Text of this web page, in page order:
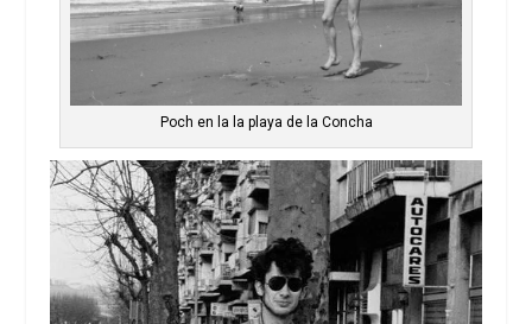
Poch en la la playa de la Concha